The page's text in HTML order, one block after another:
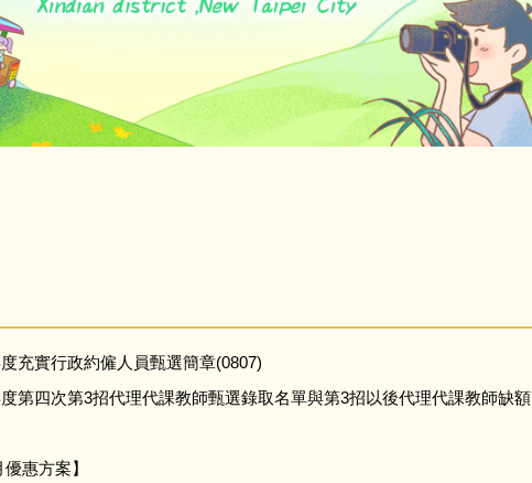
充實行政約僱人員甄選簡章(0807)
第四次第3招代理代課教師甄選錄取名單與第3招以後代理代課教師缺額
惠方案】